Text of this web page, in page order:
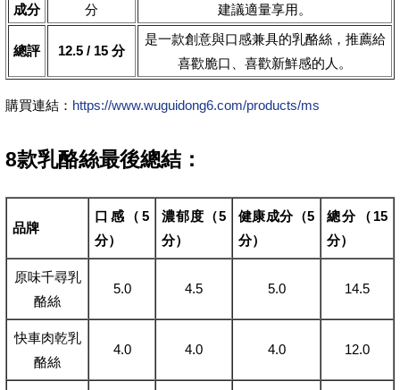
成分
分
建議適量享用。
總評 12.5 / 15 分
是一款創意與口感兼具的乳酪絲，推薦給
喜歡脆口、喜歡新鮮感的人。
購買連結： https://www.wuguidong6.com/products/ms
8款乳酪絲最後總結：
品牌
口感（5
分）
濃郁度（5
分）
健康成分（5
分）
總分（15
分）
原味千尋乳
酪絲
5.0 4.5 5.0 14.5
快車肉乾乳
酪絲
4.0 4.0 4.0 12.0